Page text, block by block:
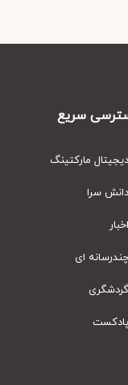
سریع
مارکتینگ
سرا
ای